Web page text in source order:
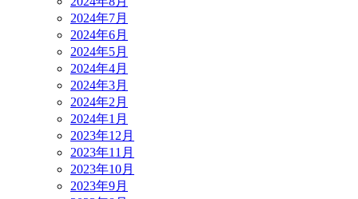
2024年7月
2024年6月
2024年5月
2024年4月
2024年3月
2024年2月
2024年1月
2023年12月
2023年11月
2023年10月
2023年9月